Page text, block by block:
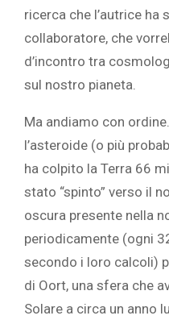
ricerca che l’autrice ha
collaboratore, che
d’incontro tra
sul nostro pianeta.
Ma andiamo con
l’asteroide (o più
ha colpito la Terra 66
stato “spinto” verso il
oscura presente nella
periodicamente (ogni
secondo i loro calcoli)
di Oort, una sfera che
Solare a circa un anno